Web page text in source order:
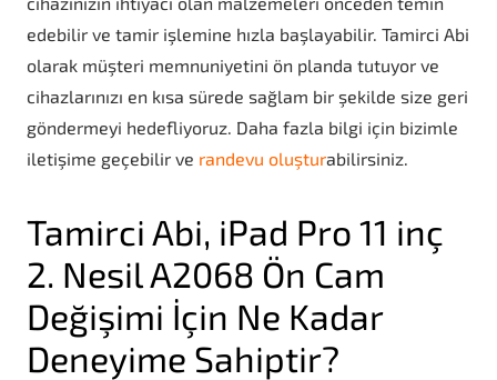
edebilir ve tamir işlemine hızla başlayabilir. Tamirci Abi
olarak müşteri memnuniyetini ön planda tutuyor ve
cihazlarınızı en kısa sürede sağlam bir şekilde size geri
göndermeyi hedefliyoruz. Daha fazla bilgi için bizimle
iletişime geçebilir ve randevu oluşturabilirsiniz.
Tamirci Abi, iPad Pro 11 inç
2. Nesil A2068 Ön Cam
Değişimi İçin Ne Kadar
Deneyime Sahiptir?